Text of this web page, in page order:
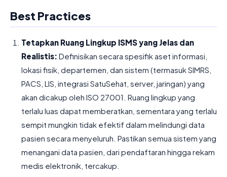
Best Practices
Tetapkan Ruang Lingkup ISMS yang Jelas dan
Realistis: Definisikan secara spesifik aset informasi,
lokasi fisik, departemen, dan sistem (termasuk SIMRS,
PACS, LIS, integrasi SatuSehat, server, jaringan) yang
akan dicakup oleh ISO 27001. Ruang lingkup yang
terlalu luas dapat memberatkan, sementara yang terlalu
sempit mungkin tidak efektif dalam melindungi data
pasien secara menyeluruh. Pastikan semua sistem yang
menangani data pasien, dari pendaftaran hingga rekam
medis elektronik, tercakup.